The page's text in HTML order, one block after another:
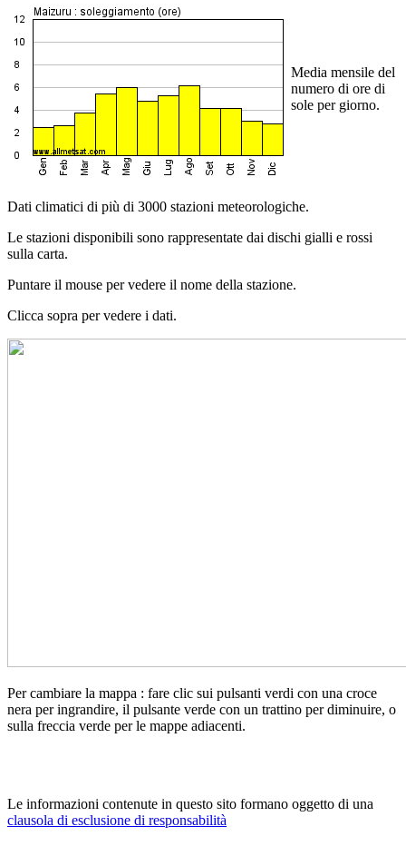
Media mensile del
numero di ore di
sole per giorno.
Dati climatici di più di 3000 stazioni meteorologiche.
Le stazioni disponibili sono rappresentate dai dischi gialli e rossi
sulla carta.
Puntare il mouse per vedere il nome della stazione.
Clicca sopra per vedere i dati.
Per cambiare la mappa : fare clic sui pulsanti verdi con una croce
nera per ingrandire, il pulsante verde con un trattino per diminuire, o
sulla freccia verde per le mappe adiacenti.
Le informazioni contenute in questo sito formano oggetto di una
clausola di esclusione di responsabilità